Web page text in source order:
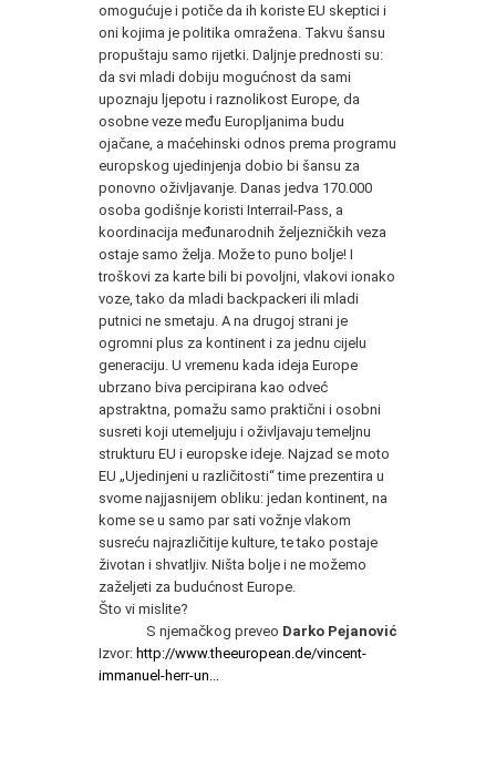
omogućuje i potiče da ih koriste EU skeptici i
oni kojima je politika omražena. Takvu šansu
propuštaju samo rijetki. Daljnje prednosti su:
da svi mladi dobiju mogućnost da sami
upoznaju ljepotu i raznolikost Europe, da
osobne veze među Europljanima budu
ojačane, a maćehinski odnos prema programu
europskog ujedinjenja dobio bi šansu za
ponovno oživljavanje. Danas jedva 170.000
osoba godišnje koristi Interrail-Pass, a
koordinacija međunarodnih željezničkih veza
ostaje samo želja. Može to puno bolje! I
troškovi za karte bili bi povoljni, vlakovi ionako
voze, tako da mladi backpackeri ili mladi
putnici ne smetaju. A na drugoj strani je
ogromni plus za kontinent i za jednu cijelu
generaciju. U vremenu kada ideja Europe
ubrzano biva percipirana kao odveć
apstraktna, pomažu samo praktični i osobni
susreti koji utemeljuju i oživljavaju temeljnu
strukturu EU i europske ideje. Najzad se moto
EU „Ujedinjeni u različitosti“ time prezentira u
svome najjasnijem obliku: jedan kontinent, na
kome se u samo par sati vožnje vlakom
susreću najrazličitije kulture, te tako postaje
životan i shvatljiv. Ništa bolje i ne možemo
zaželjeti za budućnost Europe.
Što vi mislite?
S njemačkog preveo Darko Pejanović
Izvor: http://www.theeuropean.de/vincent-
immanuel-herr-un...